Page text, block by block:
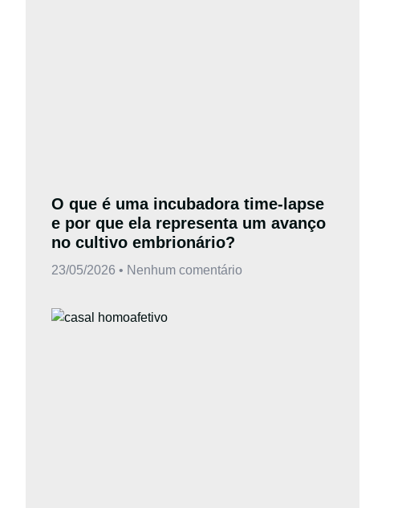
O que é uma incubadora time-lapse
e por que ela representa um avanço
no cultivo embrionário?
23/05/2026 Nenhum comentário